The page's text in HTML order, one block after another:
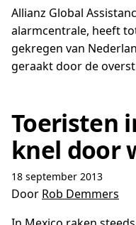
Allianz Global
alarmcentrale, heeft
gekregen van
geraakt door de
Toeristen
knel door
18 september 2013
Door Rob Demmers